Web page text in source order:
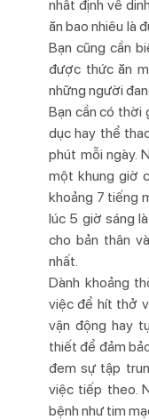
nhất định về
ăn bao nhiêu là
Bạn cũng cần
được thức ăn
những người
Bạn cần có thời
dục hay thể
phút mỗi ngày.
một khung giờ
khoảng 7 tiếng
lúc 5 giờ sáng
cho bản thân
nhất.
Dành khoảng
việc để hít thở
vận động hay
thiết để đảm
đem sự tập
việc tiếp theo.
bệnh như tim